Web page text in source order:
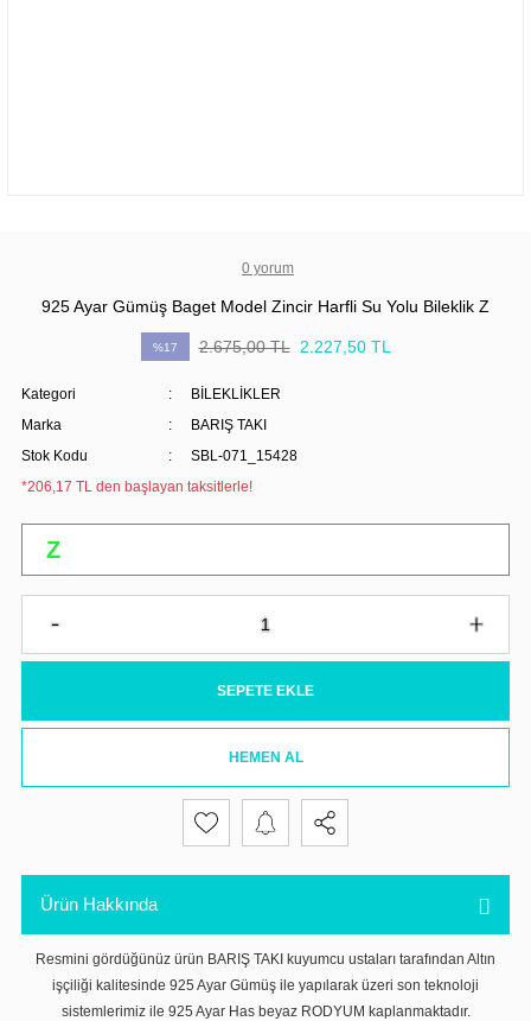
0 yorum
925 Ayar Gümüş Baget Model Zincir Harfli Su Yolu Bileklik Z
%17 2.675,00 TL 2.227,50 TL
Kategori
BİLEKLİKLER
Marka
BARIŞ TAKI
Stok Kodu
SBL-071_15428
*206,17 TL den başlayan taksitlerle!
SEPETE EKLE
HEMEN AL
Ürün Hakkında
Resmini gördüğünüz ürün BARIŞ TAKI kuyumcu ustaları tarafından Altın
işçiliği kalitesinde 925 Ayar Gümüş ile yapılarak üzeri son teknoloji
sistemlerimiz ile 925 Ayar Has beyaz RODYUM kaplanmaktadır.